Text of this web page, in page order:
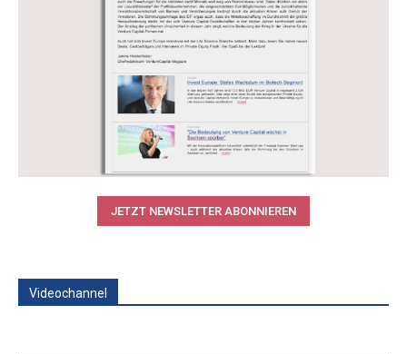
JETZT NEWSLETTER ABONNIEREN
Videochannel